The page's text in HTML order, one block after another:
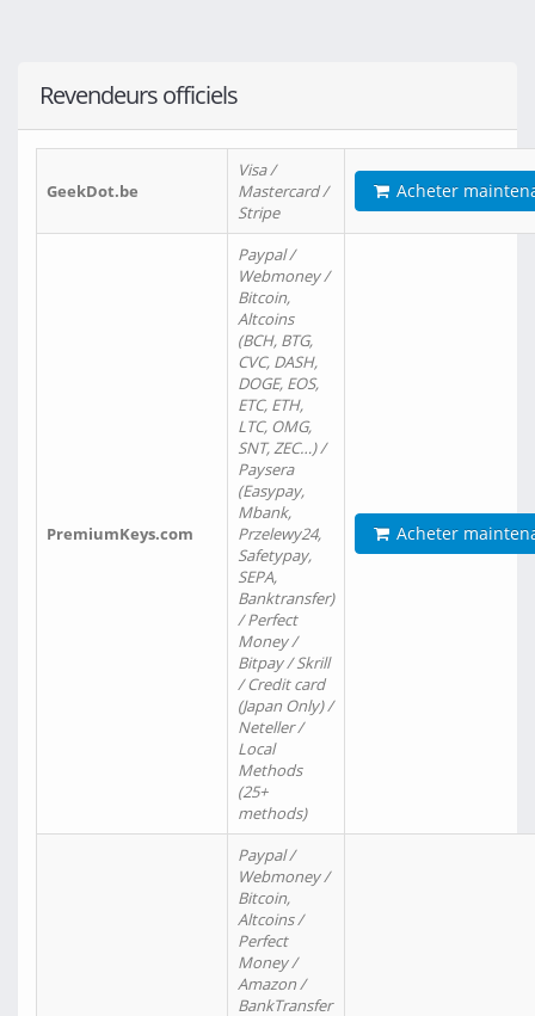
Revendeurs officiels
GeekDot.be
Visa /
Mastercard /
Stripe
Acheter
PremiumKeys.com
Paypal /
Webmoney /
Bitcoin,
Altcoins
(BCH, BTG,
CVC, DASH,
DOGE, EOS,
ETC, ETH,
LTC, OMG,
SNT, ZEC…) /
Paysera
(Easypay,
Mbank,
Przelewy24,
Safetypay,
SEPA,
Banktransfer)
/ Perfect
Money /
Bitpay / Skrill
/ Credit card
(Japan Only) /
Neteller /
Local
Methods
(25+
methods)
Acheter
Paypal /
Webmoney /
Bitcoin,
Altcoins /
Perfect
Money /
Amazon /
BankTransfer